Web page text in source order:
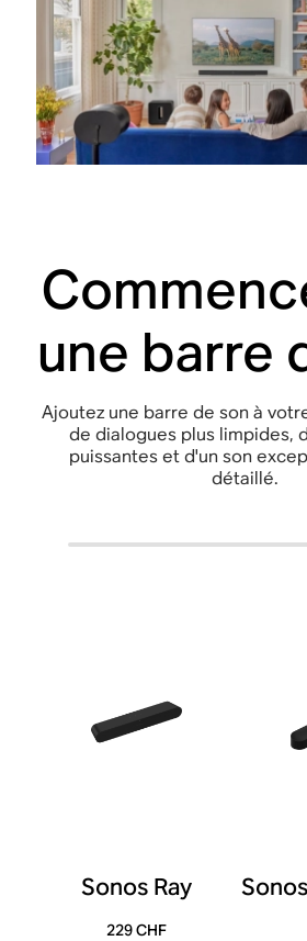
une barre
Ajoutez une barre de son à
de dialogues plus limpides,
puissantes et d'un son
détaillé.
Sonos Ray
229 CHF